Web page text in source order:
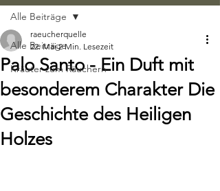
Alle Beiträge
Kräuter zum Räuchern
Alle Beiträge
Palo Santo - Ein Duft mit
besonderem Charakter Die
Geschichte des Heiligen
Holzes
raeucherquelle
22. Mai 2 Min. Lesezeit